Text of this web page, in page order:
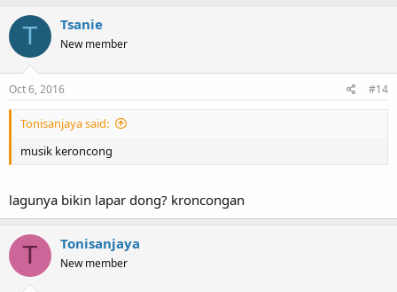
T Tsanie
New member
Oct 6, 2016 #14
Tonisanjaya said:
musik keroncong
lagunya bikin lapar dong? kroncongan
T Tonisanjaya
New member